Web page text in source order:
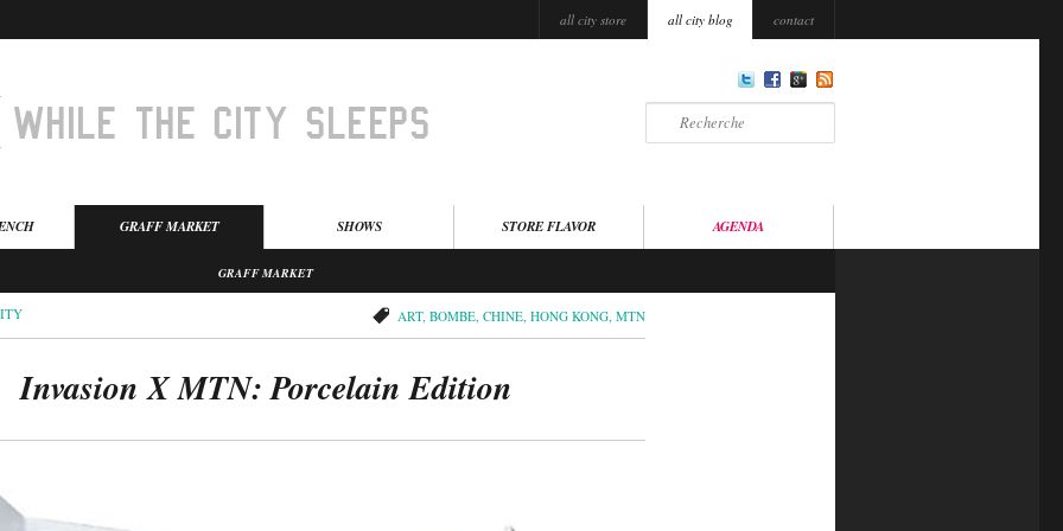
all city store all city blog contact
GRAFF MARKET SHOWS STORE FLAVOR AGENDA
GRAFF MARKET
ART, BOMBE CHINE HONG KONG MTN
Invasion X MTN: Porcelain Edition